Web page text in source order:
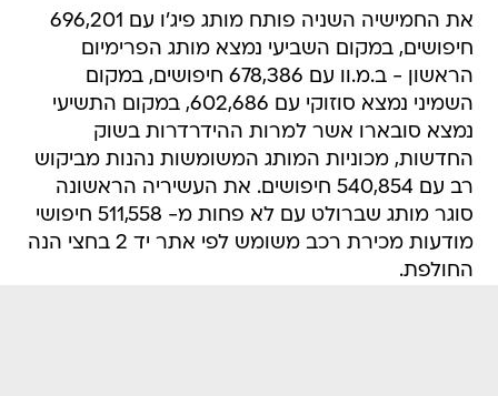
את החמישיה השניה פותח מותג פיג'ו עם 696,201
חיפושים, במקום השביעי נמצא מותג הפרימיום
הראשון - ב.מ.וו עם 678,386 חיפושים, במקום
השמיני נמצא סוזוקי עם 602,686, במקום התשיעי
נמצא סובארו אשר למרות ההידרדרות בשוק
החדשות, מכוניות המותג המשומשות נהנות מביקוש
רב עם 540,854 חיפושים. את העשיריה הראשונה
סוגר מותג שברולט עם לא פחות מ- 511,558 חיפושי
מודעות מכירת רכב משומש לפי אתר יד 2 בחצי הנה
החולפת.